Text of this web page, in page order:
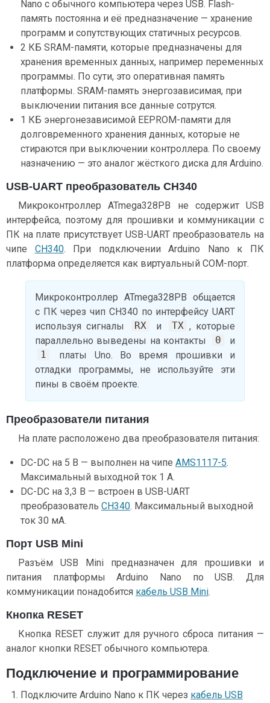
Nano с обычного компьютера через USB. Flash-
память постоянна и её предназначение — хранение
программ и сопутствующих статичных ресурсов.
2 КБ SRAM-памяти, которые предназначены для
хранения временных данных, например переменных
программы. По сути, это оперативная память
платформы. SRAM-память энергозависимая, при
выключении питания все данные сотрутся.
1 КБ энергонезависимой EEPROM-памяти для
долговременного хранения данных, которые не
стираются при выключении контроллера. По своему
назначению — это аналог жёсткого диска для Arduino.
USB-UART преобразователь CH340
Микроконтроллер ATmega328PB не содержит USB
интерфейса, поэтому для прошивки и коммуникации с
ПК на плате присутствует USB-UART преобразователь на
чипе CH340. При подключении Arduino Nano к ПК
платформа определяется как виртуальный COM-порт.
Микроконтроллер ATmega328PB общается
с ПК через чип CH340 по интерфейсу UART
используя сигналы
RX и TX , которые
параллельно выведены на контакты
0
и
1
платы Uno. Во время прошивки и
отладки программы, не используйте эти
пины в своём проекте.
Преобразователи питания
На плате расположено два преобразователя питания:
DC-DC на 5 В — выполнен на чипе AMS1117-5.
Максимальный выходной ток 1 А.
DC-DC на 3,3 В — встроен в USB-UART
преобразователь CH340. Максимальный выходной
ток 30 мА.
Порт USB Mini
Разъём USB Mini предназначен для прошивки и
питания платформы Arduino Nano по USB. Для
коммуникации понадобится кабель USB Mini.
Кнопка RESET
Кнопка RESET служит для ручного сброса питания —
аналог кнопки RESET обычного компьютера.
Подключение и программирование
Подключите Arduino Nano к ПК через кабель USB